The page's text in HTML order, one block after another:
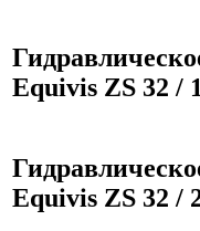
Equivis ZS 32 /
Equivis ZS 32 /